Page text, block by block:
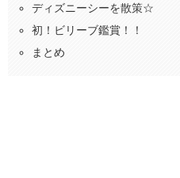
ディズニーシーを散策☆
初！ビリーブ鑑賞！！
まとめ